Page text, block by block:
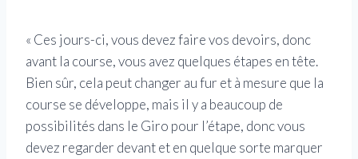
« Ces jours-ci, vous devez faire vos devoirs, donc
avant la course, vous avez quelques étapes en tête.
Bien sûr, cela peut changer au fur et à mesure que la
course se développe, mais il y a beaucoup de
possibilités dans le Giro pour l’étape, donc vous
devez regarder devant et en quelque sorte marquer